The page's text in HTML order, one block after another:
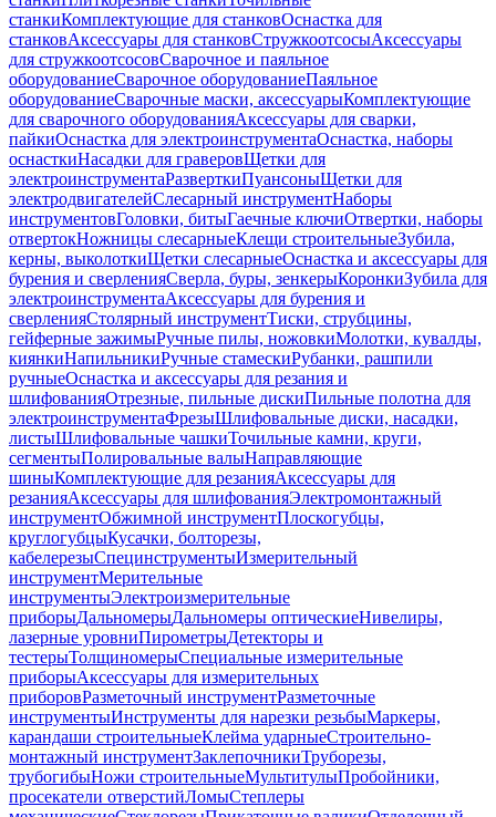
станкиКомплектующие для станковОснастка для
станковАксессуары для станковСтружкоотсосыАксессуары
для стружкоотсосовСварочное и паяльное
оборудованиеСварочное оборудованиеПаяльное
оборудованиеСварочные маски, аксессуарыКомплектующие
для сварочного оборудованияАксессуары для сварки,
пайкиОснастка для электроинструментаОснастка, наборы
оснасткиНасадки для граверовЩетки для
электроинструментаРазверткиПуансоныЩетки для
электродвигателейСлесарный инструментНаборы
инструментовГоловки, битыГаечные ключиОтвертки, наборы
отвертокНожницы слесарныеКлещи строительныеЗубила,
керны, выколоткиЩетки слесарныеОснастка и аксессуары для
бурения и сверленияСверла, буры, зенкерыКоронкиЗубила для
электроинструментаАксессуары для бурения и
сверленияСтолярный инструментТиски, струбцины,
гейферные зажимыРучные пилы, ножовкиМолотки, кувалды,
киянкиНапильникиРучные стамескиРубанки, рашпили
ручныеОснастка и аксессуары для резания и
шлифованияОтрезные, пильные дискиПильные полотна для
электроинструментаФрезыШлифовальные диски, насадки,
листыШлифовальные чашкиТочильные камни, круги,
сегментыПолировальные валыНаправляющие
шиныКомплектующие для резанияАксессуары для
резанияАксессуары для шлифованияЭлектромонтажный
инструментОбжимной инструментПлоскогубцы,
круглогубцыКусачки, болторезы,
кабелерезыСпецинструментыИзмерительный
инструментМерительные
инструментыЭлектроизмерительные
приборыДальномерыДальномеры оптическиеНивелиры,
лазерные уровниПирометрыДетекторы и
тестерыТолщиномерыСпециальные измерительные
приборыАксессуары для измерительных
приборовРазметочный инструментРазметочные
инструментыИнструменты для нарезки резьбыМаркеры,
карандаши строительныеКлейма ударныеСтроительно-
монтажный инструментЗаклепочникиТруборезы,
трубогибыНожи строительныеМультитулыПробойники,
просекатели отверстийЛомыСтеплеры